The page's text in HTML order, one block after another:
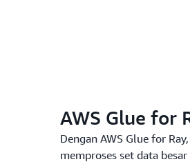
AWS Glue for
Dengan AWS Glue for
memproses set data